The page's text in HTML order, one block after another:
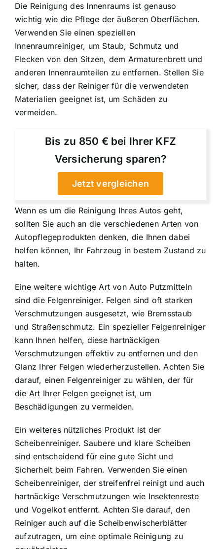
Die Reinigung des Innenraums ist genauso
wichtig wie die Pflege der äußeren Oberflächen.
Verwenden Sie einen speziellen
Innenraumreiniger, um Staub, Schmutz und
Flecken von den Sitzen, dem Armaturenbrett und
anderen Innenraumteilen zu entfernen. Stellen Sie
sicher, dass der Reiniger für die verwendeten
Materialien geeignet ist, um Schäden zu
vermeiden.
Bis zu 850 € bei Ihrer KFZ
Versicherung sparen?
Jetzt vergleichen
Wenn es um die Reinigung Ihres Autos geht,
sollten Sie auch an die verschiedenen Arten von
Autopflegeprodukten denken, die Ihnen dabei
helfen können, Ihr Fahrzeug in bestem Zustand zu
halten.
Eine weitere wichtige Art von Auto Putzmitteln
sind die Felgenreiniger. Felgen sind oft starken
Verschmutzungen ausgesetzt, wie Bremsstaub
und Straßenschmutz. Ein spezieller Felgenreiniger
kann Ihnen helfen, diese hartnäckigen
Verschmutzungen effektiv zu entfernen und den
Glanz Ihrer Felgen wiederherzustellen. Achten Sie
darauf, einen Felgenreiniger zu wählen, der für
die Art Ihrer Felgen geeignet ist, um
Beschädigungen zu vermeiden.
Ein weiteres nützliches Produkt ist der
Scheibenreiniger. Saubere und klare Scheiben
sind entscheidend für eine gute Sicht und
Sicherheit beim Fahren. Verwenden Sie einen
Scheibenreiniger, der streifenfrei reinigt und auch
hartnäckige Verschmutzungen wie Insektenreste
und Vogelkot entfernt. Achten Sie darauf, den
Reiniger auch auf die Scheibenwischerblätter
aufzutragen, um eine optimale Reinigung zu